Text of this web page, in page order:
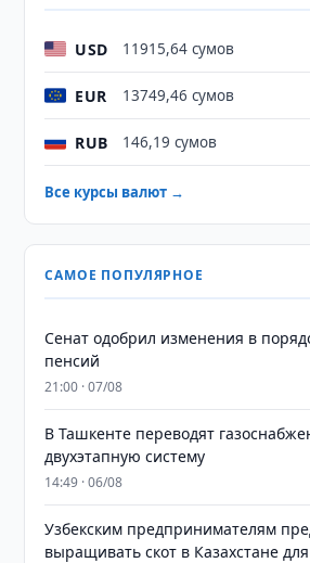
USD 11915,64 сумов
EUR 13749,46 сумов
RUB 146,19 сумов
Все курсы валют →
САМОЕ ПОПУЛЯРНОЕ
Сенат одобрил изменения в
пенсий
21:00 · 07/08
В Ташкенте переводят
двухэтапную систему
14:49 · 06/08
Узбекским предпринимателям
выращивать скот в Казахстане